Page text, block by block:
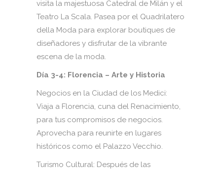
visita la majestuosa Catedral de Milán y el
Teatro La Scala. Pasea por el Quadrilatero
della Moda para explorar boutiques de
diseñadores y disfrutar de la vibrante
escena de la moda.
Día 3-4: Florencia – Arte y Historia
Negocios en la Ciudad de los Medici:
Viaja a Florencia, cuna del Renacimiento,
para tus compromisos de negocios.
Aprovecha para reunirte en lugares
históricos como el Palazzo Vecchio.
Turismo Cultural: Después de las